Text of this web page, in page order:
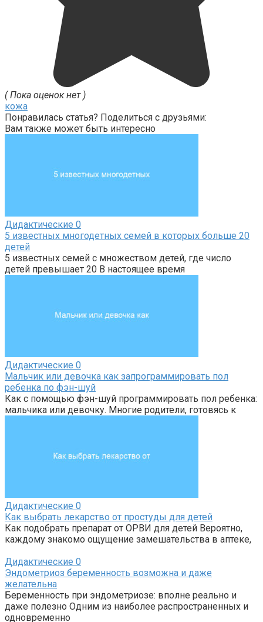
( Пока оценок нет )
кожа
Понравилась статья? Поделиться с друзьями:
Вам также может быть интересно
Дидактические 0
5 известных многодетных семей в которых больше 20
детей
5 известных семей с множеством детей, где число
детей превышает 20 В настоящее время
Дидактические 0
Мальчик или девочка как запрограммировать пол
ребенка по фэн-шуй
Как с помощью фэн-шуй программировать пол ребенка:
мальчика или девочку. Многие родители, готовясь к
Дидактические 0
Как выбрать лекарство от простуды для детей
Как подобрать препарат от ОРВИ для детей Вероятно,
каждому знакомо ощущение замешательства в аптеке,
Дидактические 0
Эндометриоз беременность возможна и даже
желательна
Беременность при эндометриозе: вполне реально и
даже полезно Одним из наиболее распространенных и
одновременно